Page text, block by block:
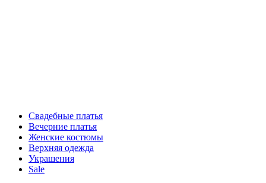
Свадебные платья
Вечерние платья
Женские костюмы
Верхняя одежда
Украшения
Sale